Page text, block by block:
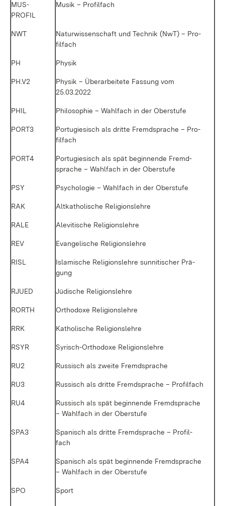
MUS­
PROFIL
Mu­sik – Pro­fil­fach
NWT
Na­tur­wis­sen­schaft und Tech­nik (NwT) – Pro­
fil­fach
PH Phy­sik
PH.V2
Phy­sik – Über­ar­bei­te­te Fas­sung vom
25.03.2022
PHIL Phi­lo­so­phie – Wahl­fach in der Ober­stu­fe
PORT3
Por­tu­gie­sisch als drit­te Fremd­spra­che – Pro­
fil­fach
PORT4
Por­tu­gie­sisch als spät be­gin­nen­de Fremd­
spra­che – Wahl­fach in der Ober­stu­fe
PSY Psy­cho­lo­gie – Wahl­fach in der Ober­stu­fe
RAK Alt­ka­tho­li­sche Re­li­gi­ons­leh­re
RA­LE Ale­vi­ti­sche Re­li­gi­ons­leh­re
REV Evan­ge­li­sche Re­li­gi­ons­leh­re
RISL
Is­la­mi­sche Re­li­gi­ons­leh­re sun­ni­ti­scher Prä­
gung
RJUED Jü­di­sche Re­li­gi­ons­leh­re
RORTH Or­tho­do­xe Re­li­gi­ons­leh­re
RRK Ka­tho­li­sche Re­li­gi­ons­leh­re
RSYR Sy­risch-Or­tho­do­xe Re­li­gi­ons­leh­re
RU2 Rus­sisch als zwei­te Fremd­spra­che
RU3 Rus­sisch als drit­te Fremd­spra­che – Pro­fil­fach
RU4
Rus­sisch als spät be­gin­nen­de Fremd­spra­che
– Wahl­fach in der Ober­stu­fe
SPA3
Spa­nisch als drit­te Fremd­spra­che – Pro­fil­
fach
SPA4
Spa­nisch als spät be­gin­nen­de Fremd­spra­che
– Wahl­fach in der Ober­stu­fe
SPO Sport